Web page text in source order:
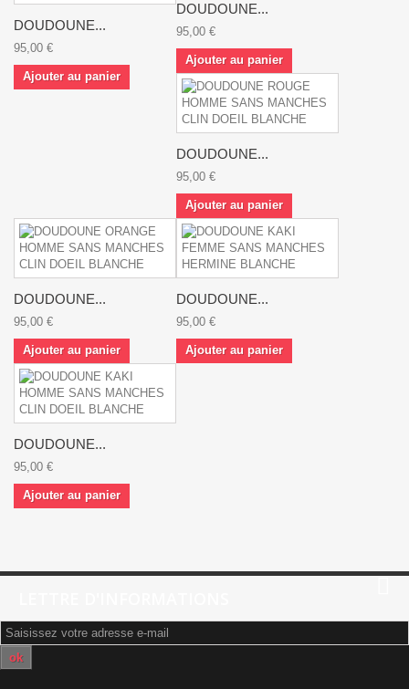
DOUDOUNE...
95,00 €
Ajouter au panier
DOUDOUNE...
95,00 €
Ajouter au panier
DOUDOUNE...
95,00 €
Ajouter au panier
DOUDOUNE...
95,00 €
Ajouter au panier
DOUDOUNE...
95,00 €
Ajouter au panier
DOUDOUNE...
95,00 €
Ajouter au panier
ok